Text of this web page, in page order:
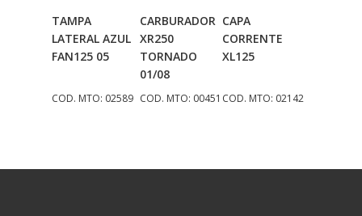
Adicionar
Ao Carrinho
TAMPA
LATERAL AZUL
FAN125 05
COD. MTO: 02589
Adicionar
Ao Carrinho
CARBURADOR
XR250
TORNADO
01/08
COD. MTO: 00451
Adicionar
Ao Carrinho
CAPA
CORRENTE
XL125
COD. MTO: 02142